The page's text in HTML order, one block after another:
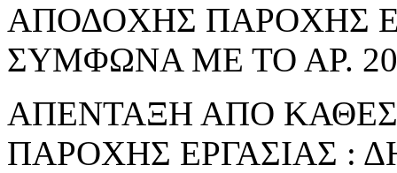
ΑΠΟΔΟΧΗΣ ΠΑΡΟΧΗΣ
ΣΥΜΦΩΝΑ ΜΕ ΤΟ ΑΡ.
ΑΠΕΝΤΑΞΗ ΑΠΟ
ΠΑΡΟΧΗΣ ΕΡΓΑΣΙΑΣ :